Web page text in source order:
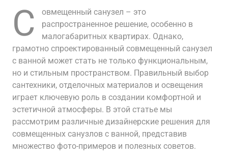
С
овмещенный санузел – это
распространенное решение, особенно в
малогабаритных квартирах. Однако,
грамотно спроектированный совмещенный санузел
с ванной может стать не только функциональным,
но и стильным пространством. Правильный выбор
сантехники, отделочных материалов и освещения
играет ключевую роль в создании комфортной и
эстетичной атмосферы. В этой статье мы
рассмотрим различные дизайнерские решения для
совмещенных санузлов с ванной, представив
множество фото-примеров и полезных советов.